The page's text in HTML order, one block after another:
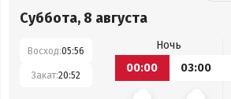
Суббота, 8 августа
Восход:05:56
Закат:20:52
Ночь
00:00
03:00